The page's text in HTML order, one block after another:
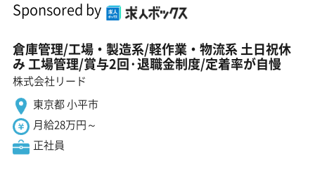
Sponsored by
倉庫管理/工場・製造系/軽作業・物流系 土日祝休
み 工場管理/賞与2回·退職金制度/定着率が自慢
株式会社リード
東京都 小平市
月給28万円～
正社員